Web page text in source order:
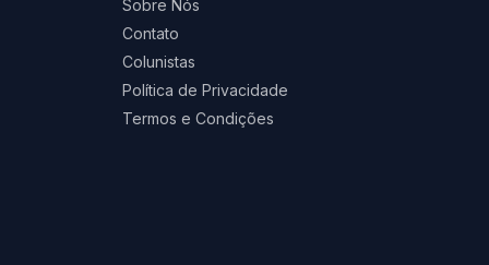
Sobre Nós
Contato
Colunistas
Política de Privacidade
Termos e Condições